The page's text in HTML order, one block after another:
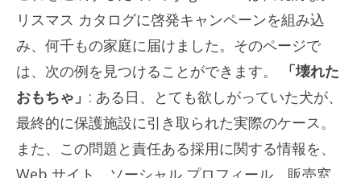
リスマス カタログに啓発キャンペーンを組み込
み、何千もの家庭に届けました。そのページで
は、次の例を見つけることができます。
「壊れた
おもちゃ」 : ある日、とても欲しがっていた犬が、
最終的に保護施設に引き取られた実際のケース。
また、この問題と責任ある採用に関する情報を、
Web サイト、ソーシャル プロフィール、販売窓